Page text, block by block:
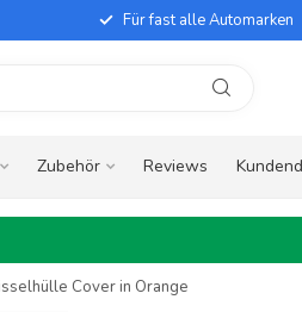
Für fast alle Automarken
Zubehör Reviews
Cover in Orange